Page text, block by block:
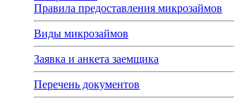
Правила предоставления микрозаймов
Виды микрозаймов
Заявка и анкета заемщика
Перечень документов